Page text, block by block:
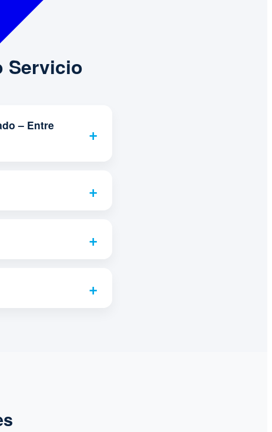
Servicio
– Entre